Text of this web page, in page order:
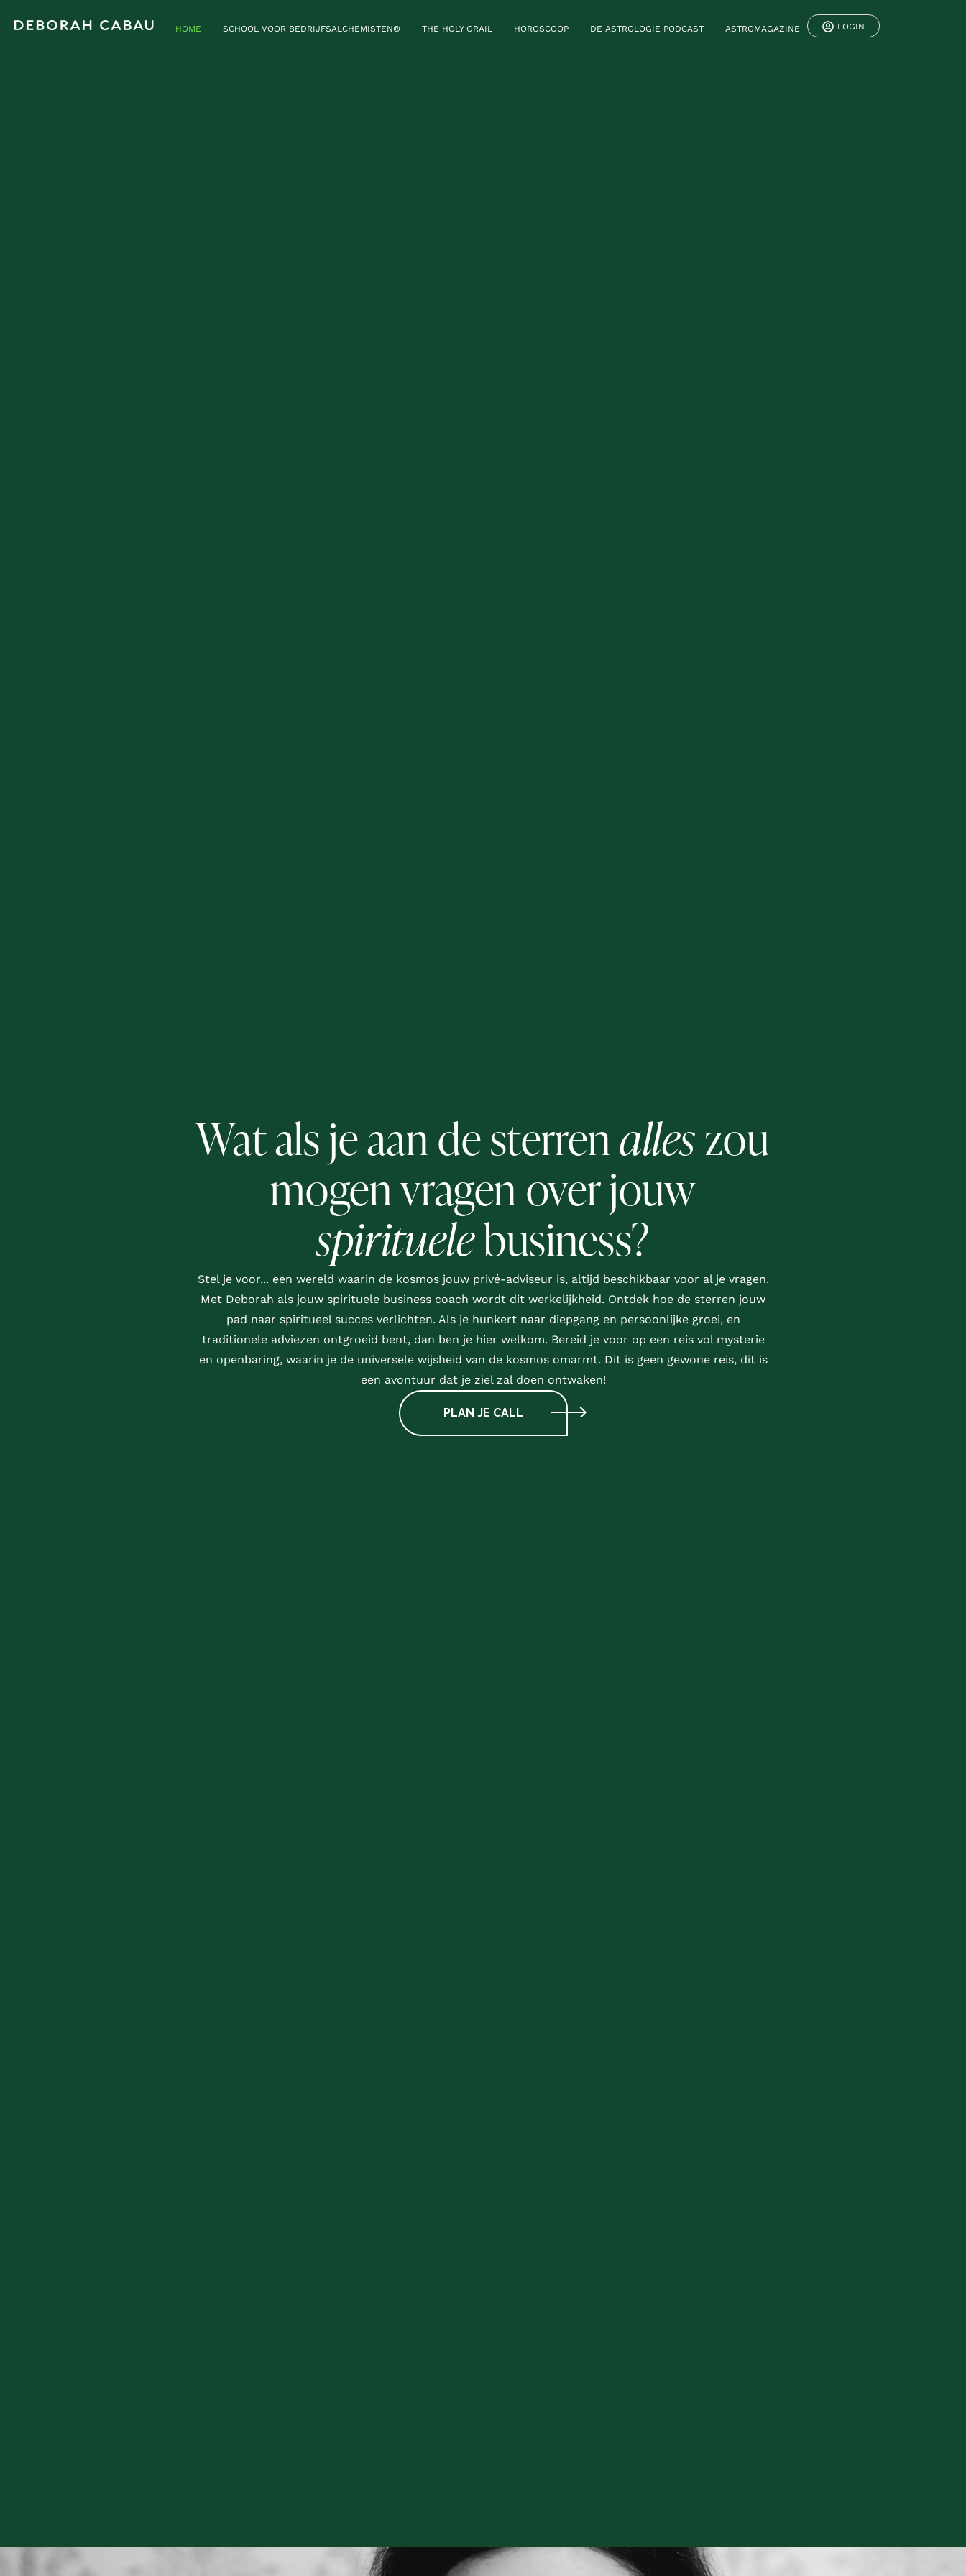
HOME SCHOOL VOOR BEDRIJFSALCHEMISTEN® THE HOLY GRAIL HOROSCOOP DE ASTROLOGIE PODCAST ASTROMAGAZINE LOGIN
Wat als je aan de sterren alles zou
mogen vragen over jouw
spirituelebusiness?
Stel je voor... een wereld waarin de kosmos jouw privé-adviseur is, altijd beschikbaar voor al je vragen.
Met Deborah als jouw spirituele business coach wordt dit werkelijkheid. Ontdek hoe de sterren jouw
pad naar spiritueel succes verlichten. Als je hunkert naar diepgang en persoonlijke groei, en
traditionele adviezen ontgroeid bent, dan ben je hier welkom. Bereid je voor op een reis vol mysterie
en openbaring, waarin je de universele wijsheid van de kosmos omarmt. Dit is geen gewone reis, dit is
een avontuur dat je ziel zal doen ontwaken!
PLAN JE CALL